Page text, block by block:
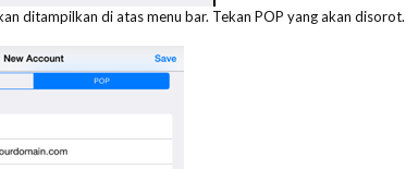
ditampilkan di atas menu bar. Tekan POP yang akan